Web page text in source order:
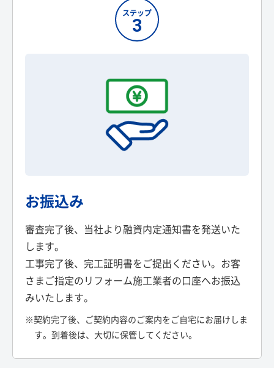
ステップ
3
お振込み
審査完了後、当社より融資内定通知書を発送いた
します。
工事完了後、完工証明書をご提出ください。お客
さまご指定のリフォーム施工業者の口座へお振込
みいたします。
※契約完了後、ご契約内容のご案内をご自宅にお届けしま
す。到着後は、大切に保管してください。